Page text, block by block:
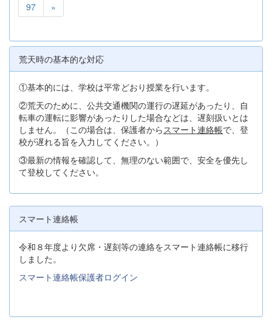
97
»
荒天時の基本的な対応
①基本的には、学校は平常どおり授業を行います。
②荒天のために、公共交通機関の運行の遅延があったり、自
転車の運転に影響があったりした場合などは、遅刻扱いとは
しません。（この場合は、保護者からスマート連絡帳で、登
校が遅れる旨を入力してください。）
③最新の情報を確認して、無理のない範囲で、安全を優先し
て登校してください。
スマート連絡帳
令和８年度より欠席・遅刻等の連絡をスマート連絡帳に移行
しました。
スマート連絡帳保護者ログイン